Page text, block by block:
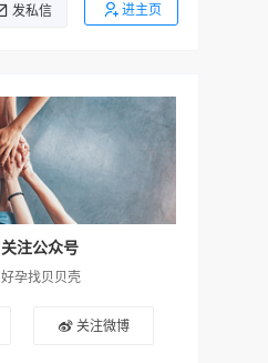
发私信 进主页
关注公众号
好孕找贝贝壳
关注微博